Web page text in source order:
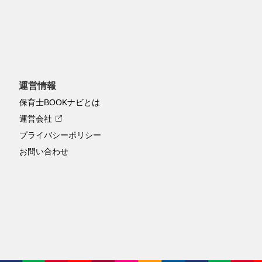
運営情報
保育士BOOKナビとは
運営会社
プライバシーポリシー
お問い合わせ